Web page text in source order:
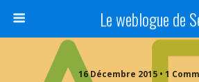
Le weblogue de
16 Décembre 2015 • 1